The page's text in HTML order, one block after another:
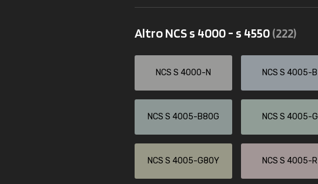
Altro NCS s 4000 - s 4550(222)
NCS S 4000-N NCS S 4005-B
NCS S 4005-B80G NCS S 4005-G
NCS S 4005-G80Y NCS S 4005-R